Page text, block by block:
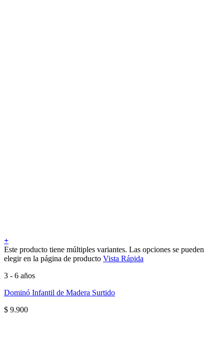
+
Este producto tiene múltiples variantes. Las opciones se pueden
elegir en la página de producto Vista Rápida
3 - 6 años
Dominó Infantil de Madera Surtido
$ 9.900